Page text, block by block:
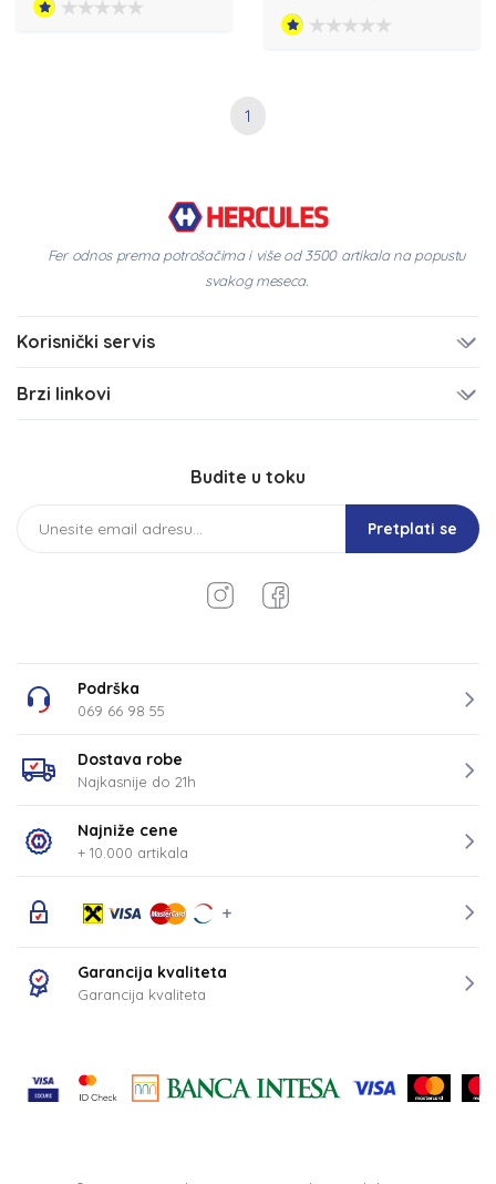
1
Fer odnos prema potrošačima i više od 3500 artikala na popustu
svakog meseca.
Korisnički servis
Brzi linkovi
Budite u toku
Pretplati se
Podrška
069 66 98 55
Dostava robe
Najkasnije do 21h
Najniže cene
+ 10.000 artikala
Garancija kvaliteta
Garancija kvaliteta